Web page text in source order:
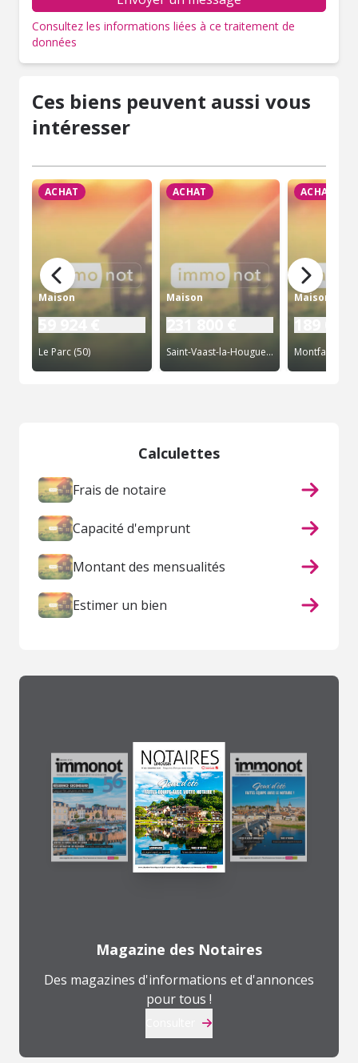
Consultez les informations liées à ce traitement de
données
Ces biens peuvent aussi vous
intéresser
ACHAT
Maison
Le Parc (50)
ACHAT
Maison
Saint-Vaast-la-Hougue (50)
ACHAT
Maison
Montfarville
Calculettes
Frais de notaire
Capacité d'emprunt
Montant des mensualités
Estimer un bien
Magazine des Notaires
Des magazines d'informations et d'annonces
pour tous !